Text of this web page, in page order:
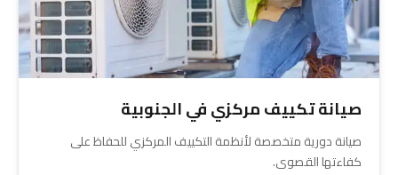
صيانة تكييف مركزي في الجنوبية
صيانة دورية متخصصة لأنظمة التكييف المركزي للحفاظ على
كفاءتها القصوى.